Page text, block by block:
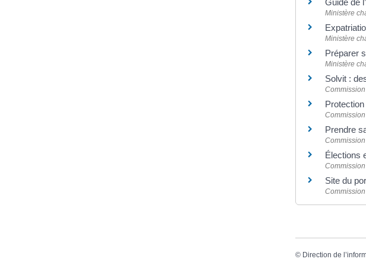
Ministère
Ministère
Préparer
Ministère
Solvit :
Prendre
Élections
Site du
© Direction de